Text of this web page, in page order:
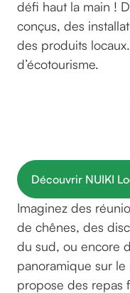
défi haut la main !
conçus, des
des produits
d’écotourisme.
Découvrir NUIKI
Imaginez des
de chênes, des
du sud, ou encore
panoramique sur
propose des repas